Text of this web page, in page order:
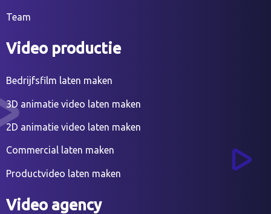
Team
Video productie
Bedrijfsfilm laten maken
3D animatie video laten maken
2D animatie video laten maken
Commercial laten maken
Productvideo laten maken
Video agency